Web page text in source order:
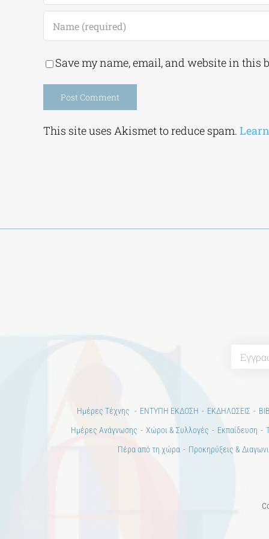
Save my name, email, and website in this
This site uses Akismet to reduce spam.
Ημέρες Τέχνης ΕΝΤΥΠΗ ΕΚΔΟΣΗ ΕΚΔΗΛΩΣΕΙΣ
Ημέρες Ανάγνωσης
Χώροι & Συλλογές Εκπαίδευση
Πέρα από τη χώρα
Προκηρύξεις &